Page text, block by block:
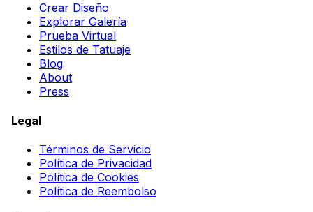
Crear Diseño
Explorar Galería
Prueba Virtual
Estilos de Tatuaje
Blog
About
Press
Legal
Términos de Servicio
Política de Privacidad
Política de Cookies
Política de Reembolso